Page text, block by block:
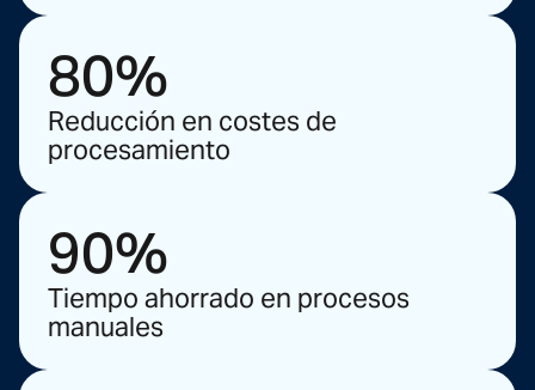
80%
Reducción en costes de
procesamiento
90%
Tiempo ahorrado en procesos
manuales